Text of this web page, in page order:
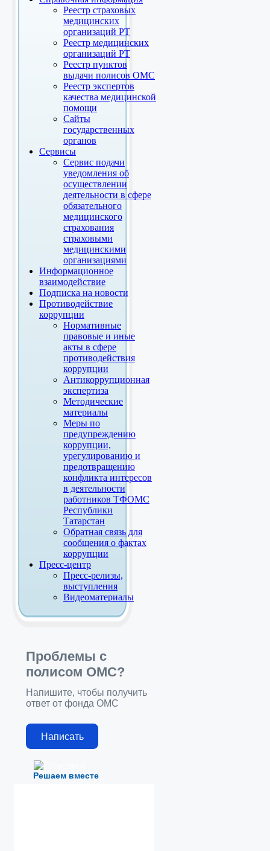
Реестр страховых
медицинских
организаций РТ
Реестр медицинских
организаций РТ
Реестр пунктов
выдачи полисов ОМС
Реестр экспертов
качества медицинской
помощи
Сайты
государственных
органов
Сервисы
Сервис подачи
уведомления об
осуществлении
деятельности в сфере
обязательного
медицинского
страхования
страховыми
медицинскими
организациями
Информационное
взаимодействие
Подписка на новости
Противодействие
коррупции
Нормативные
правовые и иные
акты в сфере
противодействия
коррупции
Антикоррупционная
экспертиза
Методические
материалы
Меры по
предупреждению
коррупции,
урегулированию и
предотвращению
конфликта интересов
в деятельности
работников ТФОМС
Республики
Татарстан
Обратная связь для
сообщения о фактах
коррупции
Пресс-центр
Пресс-релизы,
выступления
Видеоматериалы
Решаем вместе
Проблемы с
полисом ОМС?
Напишите, чтобы получить
ответ от фонда ОМС
Написать